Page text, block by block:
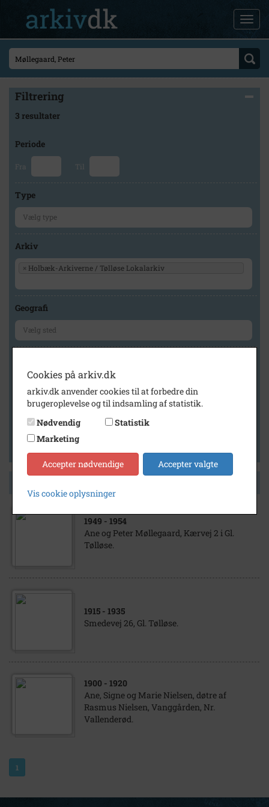
Filtrering
3 resultater
Periode
Fra Til
Type
Arkiv
× Holbæk-Arkiverne / Tølløse Lokalarkiv
Geografi
Vis kun med billeder
Vis kun med filmklip
Vis kun med kilder
1949 - 1954
Ane og Peter Møllegaard, Kærvej 2 i Gl.
Tølløse.
1915 - 1935
Smedevej 26, Gl. Tølløse.
1900 - 1920
Ane, Signe og Marie Nielsen, døtre af
Rasmus Nielsen, Vanggården, Nr.
Vallenderød.
1
Cookies på arkiv.dk
arkiv.dk anvender cookies til at forbedre din
brugeroplevelse og til indsamling af statistik.
Nødvendig
Statistik
Marketing
Accepter nødvendige Accepter valgte
Vis cookie oplysninger